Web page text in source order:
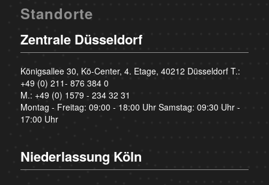
Standorte
Zentrale Düsseldorf
Königsallee 30, Kö-Center, 4. Etage, 40212 Düsseldorf T.:
+49 (0) 211- 876 384 0
M.: +49 (0) 1579 - 234 32 31
Montag - Freitag: 09:00 - 18:00 Uhr Samstag: 09:30 Uhr -
17:00 Uhr
Niederlassung Köln